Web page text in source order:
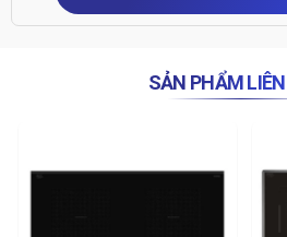
SẢN PHẨM